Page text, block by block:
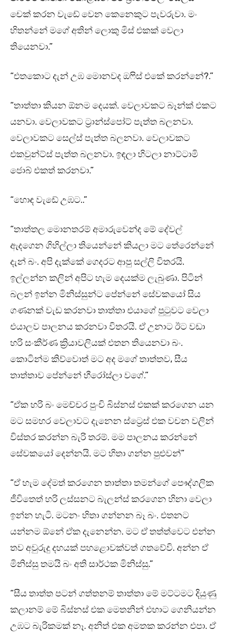
චෙක් කරන වැඩේ වෙන කෙනෙකුට පැවරුවා. මං
හිතන්නේ මගේ අතින් ලොකු මිස් එකක් වෙලා
තියෙනවා.”
“එතකොට දැන් උඹ මොනවද ඔෆිස් එකේ කරන්නේ?.”
“තාත්තා කියන ඕනම දෙයක්. වෙලාවකට බෑන්ක් එකට
යනවා. වෙලාවකට ට්‍රාන්ස්පෝට් පැත්ත බලනවා.
වෙලාවකට සෙල්ස් පැත්ත බලනවා. වෙලාවකට
එකවුන්ට්ස් පැත්ත බලනවා. ඉඳලා හිටලා නාට්ටාමි
ජොබ් එකත් කරනවා.”
“හොඳ වැඩේ උඹට..”
“තාත්තල මොනතරම් අමාරුවෙන්ද මේ දේවල්
ඇදගෙන ගිහිල්ලා තියෙන්නේ කියලා මට තේරෙන්නේ
දැන් බං. අපි දැක්කේ ගෙදරට ආපු සල්ලි විතරයි.
ඉල්ලන්න කලින් අපිට හැම දෙයක්ම ලැබුණා. පිටින්
බලන් ඉන්න මිනිස්සුන්ට පේන්නේ සේවකයෝ සිය
ගණනක් වැඩ කරනවා තාත්තා එයාගේ පුටුවට වෙලා
එයාලව පාලනය කරනවා විතරයි. ඒ උනාට ඊට වඩා
හරි සංකීර්ණ ක්‍රියාවලියක් එතන තියෙනවා බං.
කොටින්ම කිව්වොත් මට අද මගේ තාත්තව, සීය
තාත්තාව පේන්නේ හීරෝස්ලා වගේ.”
“ඒක හරි බං මෙච්චර පුංචි බිස්නස් එකක් කරගෙන යන
මට සමහර වෙලාවට දැනෙන ස්ට්‍රෙස් එක වචන වලින්
විස්තර කරන්න බැරි තරම්. මම පාලනය කරන්නේ
සේවකයෝ දෙන්නයි. මට හිතා ගන්න පුළුවන්”
“ඒ හැම දේමත් කරගෙන තාත්තා තමන්ගේ පෞද්ගලික
ජීවිතෙත් හරි ලස්සනට බැලන්ස් කරගෙන හිනා වෙලා
ඉන්න හැටි. මටනං හිතා ගන්නන බෑ බං. එතනට
යන්නම ඕනේ ඒක දැනෙන්න. මට ඒ තත්ත්වෙට එන්න
තව අවුරුදු දහයක් පහළොවක්වත් ගතවේවි. අන්න ඒ
මිනිස්සු තමයි බං අති සාර්ථක මිනිස්සු.”
“සීය තාත්ත පටන් ගත්තනම් තාත්තා මේ මට්ටමට දියුණු
කලානම් මේ බිස්නස් එක මෙතනින් එහාට ගෙනියන්න
උඹට බැරිකමක් නෑ. අනිත් එක අමතක කරන්න එපා. ඒ